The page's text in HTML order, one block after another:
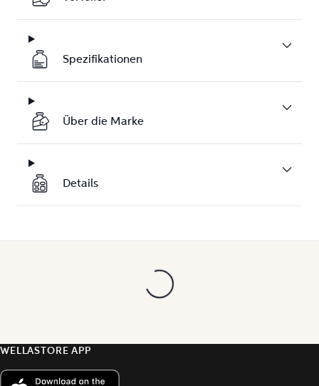
Spezifikationen
Über die Marke
Details
WELLASTORE APP